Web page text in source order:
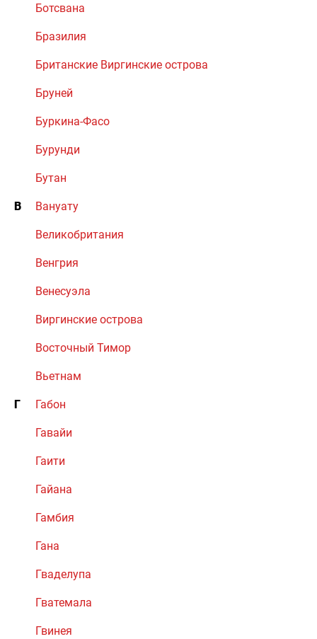
Ботсвана
Бразилия
Британские Виргинские острова
Бруней
Буркина-Фасо
Бурунди
Бутан
В Вануату
Великобритания
Венгрия
Венесуэла
Виргинские острова
Восточный Тимор
Вьетнам
Г Габон
Гавайи
Гаити
Гайана
Гамбия
Гана
Гваделупа
Гватемала
Гвинея